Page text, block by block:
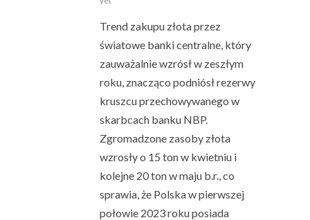
Trend zakupu złota przez
światowe banki centralne, który
zauważalnie wzrósł w zeszłym
roku, znacząco podniósł rezerwy
kruszcu przechowywanego w
skarbcach banku NBP.
Zgromadzone zasoby złota
wzrosły o 15 ton w kwietniu i
kolejne 20 ton w maju b.r., co
sprawia, że Polska w pierwszej
połowie 2023 roku posiada